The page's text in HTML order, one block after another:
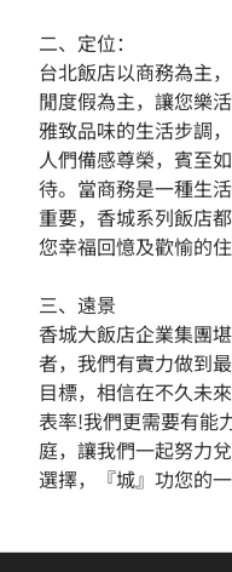
二、定位：
台北飯店以商務為主
閒度假為主，讓您樂
雅致品味的生活步調
人們備感尊榮，賓至
待。當商務是一種生
重要，香城系列飯店
您幸福回憶及歡愉的住
三、遠景
香城大飯店企業集團
者，我們有實力做到
目標，相信在不久未
表率!我們更需要有能
庭，讓我們一起努力
選擇，『城』功您的